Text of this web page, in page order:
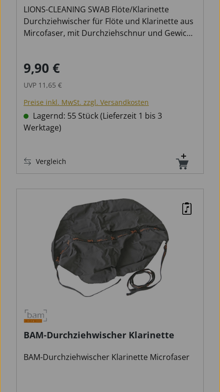
LIONS-CLEANING SWAB Flöte/Klarinette
Durchziehwischer für Flöte und Klarinette aus
Mircofaser, mit Durchziehschnur und Gewicht.
eine optimale Reinigung Ihres Instrumentes.
Beim Durchziehen legt es sich sauber an die
sorgfältig.
Verkaufspreis:
9,90 €
UVP 11,65 €
Preise inkl. MwSt. zzgl. Versandkosten
Lagernd: 55 Stück (Lieferzeit 1 bis 3
Werktage)
Vergleich
BAM-Durchziehwischer Klarinette
BAM-Durchziehwischer Klarinette Microfaser